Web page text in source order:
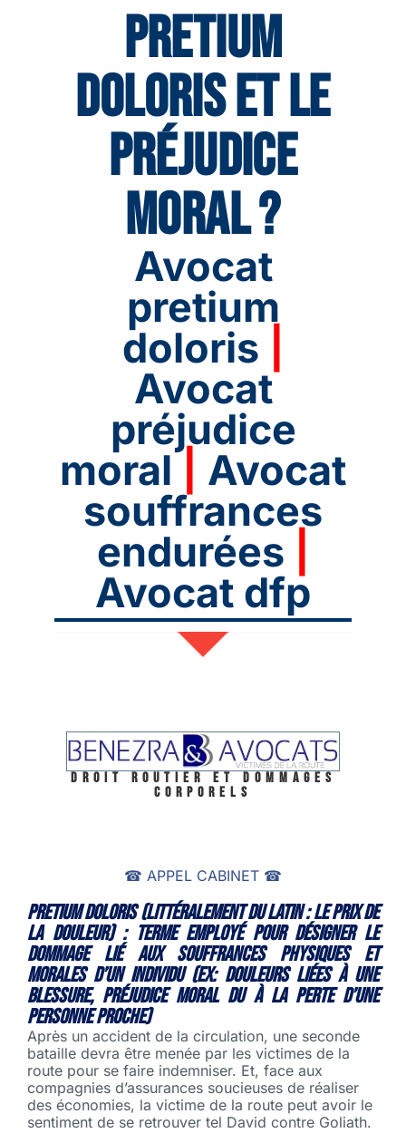
PRETIUM
DOLORIS ET LE
PRÉJUDICE
MORAL ?
Avocat
pretium
doloris
Avocat
préjudice
moral
Avocat
souffrances
endurées
Avocat dfp
Droit routier et Dommages
corporels
☎ APPEL CABINET ☎
Pretium doloris (littéralement du latin : le prix de
la douleur) : terme employé pour désigner le
dommage lié aux souffrances physiques et
morales d’un individu (ex: douleurs liées à une
blessure, préjudice moral du à la perte d’une
personne proche)
Après un accident de la circulation, une seconde
bataille devra être menée par les victimes de la
route pour se faire indemniser. Et, face aux
compagnies d’assurances soucieuses de réaliser
des économies, la victime de la route peut avoir le
sentiment de se retrouver tel David contre Goliath.